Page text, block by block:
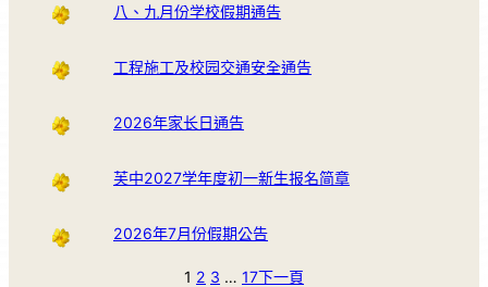
八、九月份学校假期通告
工程施工及校园交通安全通告
2026年家长日通告
芙中2027学年度初一新生报名简章
2026年7月份假期公告
1 2 3 … 17下一頁